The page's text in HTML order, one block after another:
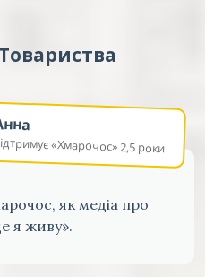
«Хмарочос» 2,5 роки
як медіа про
я живу».